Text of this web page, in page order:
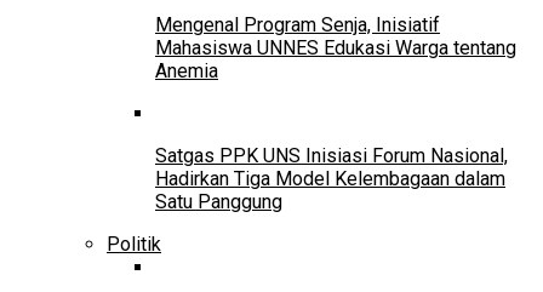
Mengenal Program Senja, Inisiatif
Mahasiswa UNNES Edukasi Warga tentang
Anemia
Satgas PPK UNS Inisiasi Forum Nasional,
Hadirkan Tiga Model Kelembagaan dalam
Satu Panggung
Politik